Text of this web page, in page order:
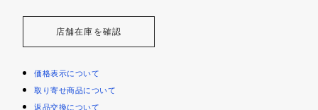
店舗在庫を確認
価格表示について
取り寄せ商品について
返品交換について